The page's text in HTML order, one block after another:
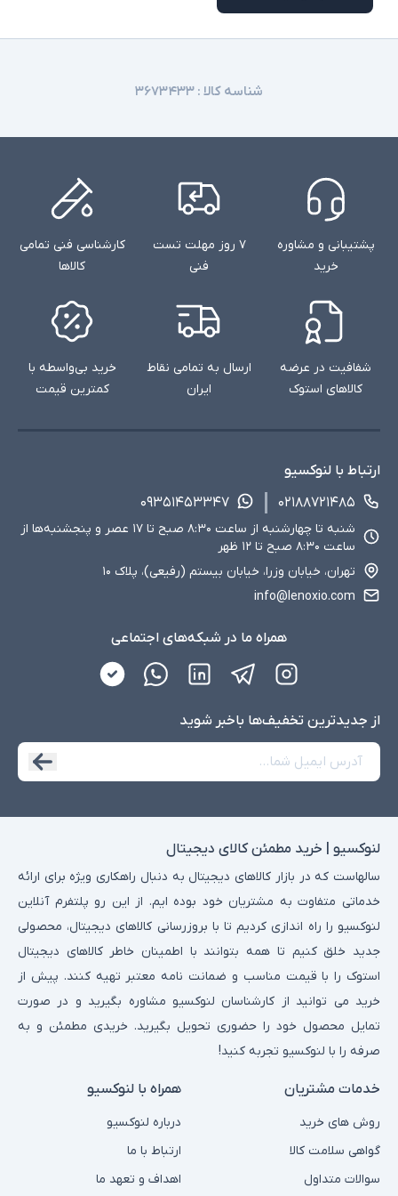
کارت گرافیک اختصاصی ندارد
سیستم عامل
سایر امکانات اسلات امنیتی - وب کم
توضیحات تکمیلی
ممکن است پایه دستگاه با تصاویر مغایرت داشته
شناسه کالا : ۳۶۷۳۴۳۳
پشتیبانی و مشاوره
خرید
۷ روز مهلت تست
فنی
کارشناسی فنی تمامی
کالاها
شفافیت در عرضه
کالاهای استوک
ارسال به تمامی نقاط
ایران
خرید بی‌واسطه با
کمترین قیمت
ارتباط با لنوکسیو
۰۲۱۸۸۷۲۱۴۸۵
۰۹۳۵۱۴۵۳۳۴۷
شنبه تا چهارشنبه از ساعت ۸:۳۰ صبح تا ۱۷ عصر و پنجشنبه‌ها از
ساعت ۸:۳۰ صبح تا ۱۲ ظهر
تهران، خیابان وزرا، خیابان بیستم (رفیعی)، پلاک ۱۰
info@lenoxio.com
همراه ما در شبکه‌های اجتماعی
از جدید‌ترین تخفیف‌ها با‌خبر شوید
لنوکسیو | خرید مطمئن کالای دیجیتال
سالهاست که در بازار کالاهای دیجیتال به دنبال راهکاری ویژه برای ارائه
خدماتی متفاوت به مشتریان خود بوده ایم. از این رو پلتفرم آنلاین
لنوکسیو را راه اندازی کردیم تا با بروزرسانی کالاهای دیجیتال، محصولی
جدید خلق کنیم تا همه بتوانند با اطمینان خاطر کالاهای دیجیتال
استوک را با قیمت مناسب و ضمانت نامه معتبر تهیه کنند. پیش از
خرید می توانید از کارشناسان لنوکسیو مشاوره بگیرید و در صورت
تمایل محصول خود را حضوری تحویل بگیرید. خریدی مطمئن و به
صرفه را با لنوکسیو تجربه کنید!
خدمات مشتریان
روش های خرید
گواهی سلامت کالا
سوالات متداول
همراه با لنوکسیو
درباره لنوکسیو
ارتباط با ما
اهداف و تعهد ما